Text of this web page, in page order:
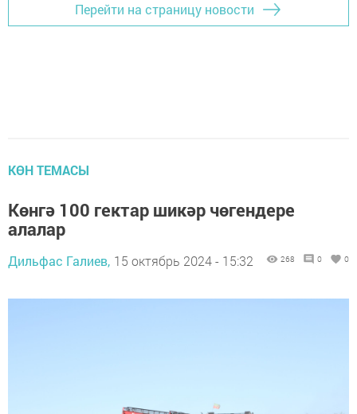
Перейти на страницу новости
КӨН ТЕМАСЫ
Көнгә 100 гектар шикәр чөгендере
алалар
Дильфас Галиев, 15 октябрь 2024 - 15:32 268 0 0